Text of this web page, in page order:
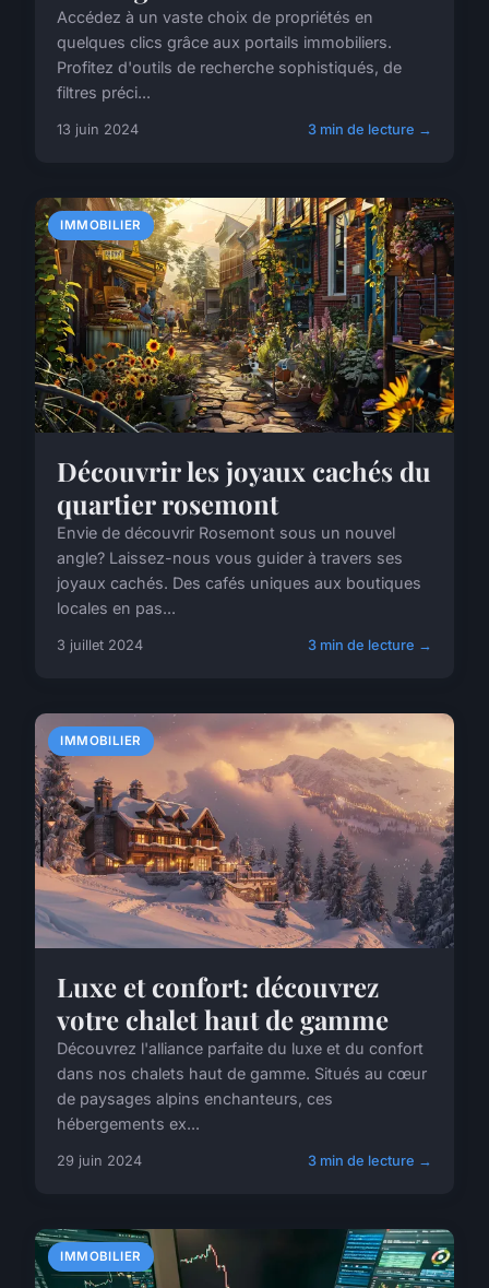
Accédez à un vaste choix de propriétés en
quelques clics grâce aux portails immobiliers.
Profitez d'outils de recherche sophistiqués, de
filtres préci...
13 juin 2024 3 min de lecture →
IMMOBILIER
Découvrir les joyaux cachés du
quartier rosemont
Envie de découvrir Rosemont sous un nouvel
angle? Laissez-nous vous guider à travers ses
joyaux cachés. Des cafés uniques aux boutiques
locales en pas...
3 juillet 2024 3 min de lecture →
IMMOBILIER
Luxe et confort: découvrez
votre chalet haut de gamme
Découvrez l'alliance parfaite du luxe et du confort
dans nos chalets haut de gamme. Situés au cœur
de paysages alpins enchanteurs, ces
hébergements ex...
29 juin 2024 3 min de lecture →
IMMOBILIER